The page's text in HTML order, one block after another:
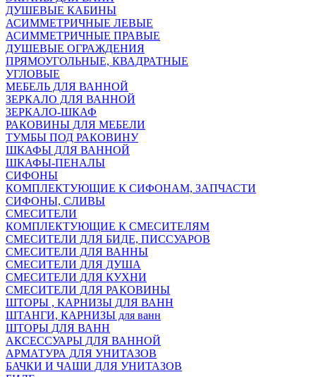
ДУШЕВЫЕ КАБИНЫ
АСИММЕТРИЧНЫЕ ЛЕВЫЕ
АСИММЕТРИЧНЫЕ ПРАВЫЕ
ДУШЕВЫЕ ОГРАЖДЕНИЯ
ПРЯМОУГОЛЬНЫЕ, КВАДРАТНЫЕ
УГЛОВЫЕ
МЕБЕЛЬ ДЛЯ ВАННОЙ
ЗЕРКАЛО ДЛЯ ВАННОЙ
ЗЕРКАЛО-ШКАФ
РАКОВИНЫ ДЛЯ МЕБЕЛИ
ТУМБЫ ПОД РАКОВИНУ
ШКАФЫ ДЛЯ ВАННОЙ
ШКАФЫ-ПЕНАЛЫ
СИФОНЫ
КОМПЛЕКТУЮЩИЕ К СИФОНАМ, ЗАПЧАСТИ
СИФОНЫ, СЛИВЫ
СМЕСИТЕЛИ
КОМПЛЕКТУЮЩИЕ К СМЕСИТЕЛЯМ
СМЕСИТЕЛИ ДЛЯ БИДЕ, ПИССУАРОВ
СМЕСИТЕЛИ ДЛЯ ВАННЫ
СМЕСИТЕЛИ ДЛЯ ДУША
СМЕСИТЕЛИ ДЛЯ КУХНИ
СМЕСИТЕЛИ ДЛЯ РАКОВИНЫ
ШТОРЫ , КАРНИЗЫ ДЛЯ ВАНН
ШТАНГИ, КАРНИЗЫ для ванн
ШТОРЫ ДЛЯ ВАНН
АКСЕССУАРЫ ДЛЯ ВАННОЙ
АРМАТУРА ДЛЯ УНИТАЗОВ
БАЧКИ И ЧАШИ ДЛЯ УНИТАЗОВ